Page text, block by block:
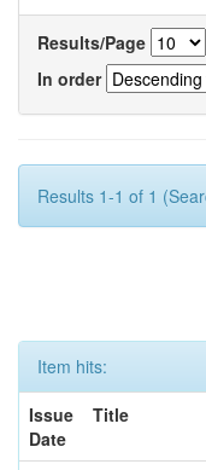
Results/Page
In order
Results 1-1 of 1
Item hits:
Issue
Date
Title